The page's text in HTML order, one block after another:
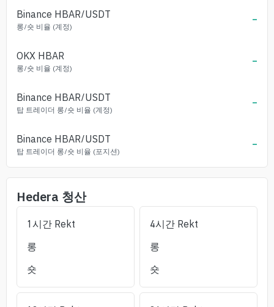
Binance HBAR/USDT
롱/숏 비율 (계정) -
OKX HBAR
롱/숏 비율 (계정) -
Binance HBAR/USDT
탑 트레이더 롱/숏 비율 (계정) -
Binance HBAR/USDT
탑 트레이더 롱/숏 비율 (포지션) -
Hedera 청산
1시간 Rekt
롱
숏
4시간 Rekt
롱
숏